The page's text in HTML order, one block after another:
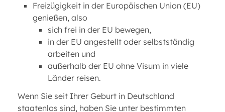
Freizügigkeit in der Europäischen Union (EU)
genießen, also
sich frei in der EU bewegen,
in der EU angestellt oder selbstständig
arbeiten und
außerhalb der EU ohne Visum in viele
Länder reisen.
Wenn Sie seit Ihrer Geburt in Deutschland
staatenlos sind, haben Sie unter bestimmten